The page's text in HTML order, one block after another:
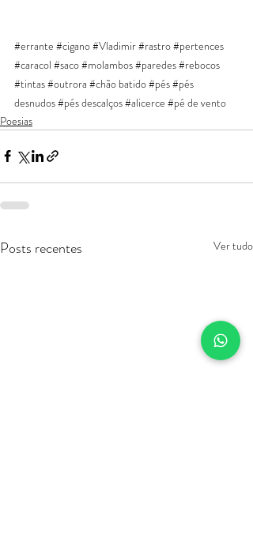
#errante #cigano#Vladimir#rastro#pertences
#caracol #saco#molambos#paredes#rebocos
#tintas#outrora #chão batido #pés#pés
desnudos #pés descalços #alicerce #pé de vento
Poesias
Posts recentes Ver tudo